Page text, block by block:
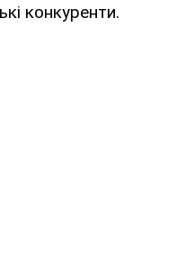
конкуренти.